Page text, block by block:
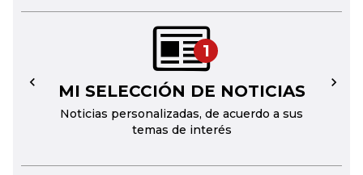
1
MI SELECCIÓN DE NOTICIAS
Noticias personalizadas, de acuerdo a sus
temas de interés
← →